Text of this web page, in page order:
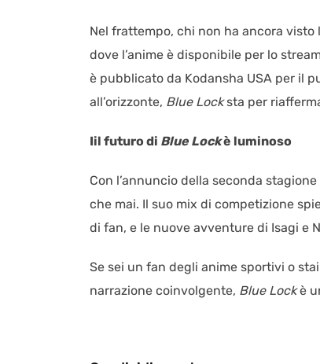
Nel frattempo, chi non ha ancora
dove l’anime è disponibile per lo
è pubblicato da Kodansha USA per il
all’orizzonte, Blue Locksta per
Iil futuro di Blue Lockè luminoso
Con l’annuncio della seconda
che mai. Il suo mix di competizione
di fan, e le nuove avventure di Isagi e
Se sei un fan degli anime sportivi o
narrazione coinvolgente, Blue Lockè